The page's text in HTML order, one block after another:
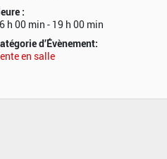
:
h 00 min - 19 h 00 min
d’Évènement:
en salle